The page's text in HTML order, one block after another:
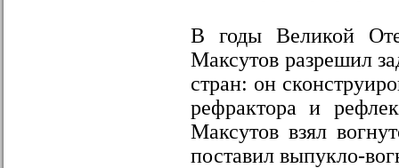
В годы Великой
Максутов разрешил
стран: он
рефрактора и
Максутов взял
поставил выпукло-